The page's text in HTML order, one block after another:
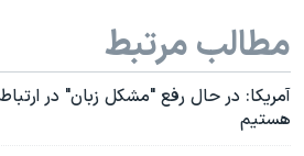
مطالب مرتبط
آمریکا: در حال رفع "مشکل زبان" در
هستیم